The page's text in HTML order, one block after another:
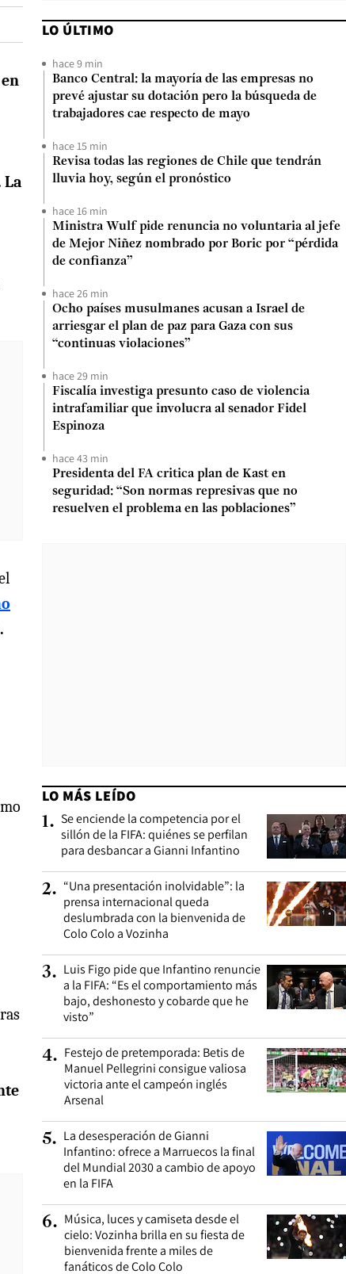
La
LO ÚLTIMO
hace 9 min
Banco Central: la mayoría de las empresas no
prevé ajustar su dotación pero la búsqueda de
trabajadores cae respecto de mayo
hace 15 min
Revisa todas las regiones de Chile que tendrán
lluvia hoy, según el pronóstico
hace 16 min
Ministra Wulf pide renuncia no voluntaria al jefe
de Mejor Niñez nombrado por Boric por “pérdida
de confianza”
hace 26 min
Ocho países musulmanes acusan a Israel de
arriesgar el plan de paz para Gaza con sus
“continuas violaciones”
hace 29 min
Fiscalía investiga presunto caso de violencia
intrafamiliar que involucra al senador Fidel
Espinoza
hace 43 min
Presidenta del FA critica plan de Kast en
seguridad: “Son normas represivas que no
resuelven el problema en las poblaciones”
LO MÁS LEÍDO
1. Se enciende la competencia por el
sillón de la FIFA: quiénes se perfilan
para desbancar a Gianni Infantino
2. “Una presentación inolvidable”: la
prensa internacional queda
deslumbrada con la bienvenida de
Colo Colo a Vozinha
3. Luis Figo pide que Infantino renuncie
a la FIFA: “Es el comportamiento más
bajo, deshonesto y cobarde que he
visto”
4. Festejo de pretemporada: Betis de
Manuel Pellegrini consigue valiosa
victoria ante el campeón inglés
Arsenal
5. La desesperación de Gianni
Infantino: ofrece a Marruecos la final
del Mundial 2030 a cambio de apoyo
en la FIFA
6. Música, luces y camiseta desde el
cielo: Vozinha brilla en su fiesta de
bienvenida frente a miles de
fanáticos de Colo Colo